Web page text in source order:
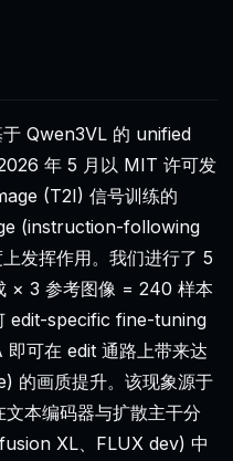
Qwen3VL 的 unified
年 5 月以 MIT 许可发
(T2I) 信号训练的
(instruction-following
发挥作用。我们进行了 5
× 3 参考图像 = 240 样本
edit-specific fine-tuning
可在 edit 通路上带来达
的画质提升。该现象源于
本编码器与扩散主干分
XL、FLUX dev) 中